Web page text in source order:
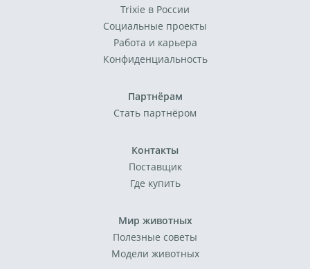
Trixie в России
Социальные проекты
Работа и карьера
Конфиденциальность
Партнёрам
Стать партнёром
Контакты
Поставщик
Где купить
Мир животных
Полезные советы
Модели животных